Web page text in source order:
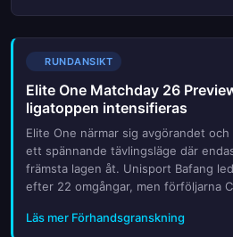
RUNDANSIKT
Elite One Matchday 26
ligatoppen intensifieras
Elite One närmar sig avgörandet
ett spännande tävlingsläge där
främsta lagen åt. Unisport Bafang
efter 22 omgångar, men förföljarna
Läs mer Förhandsgranskning